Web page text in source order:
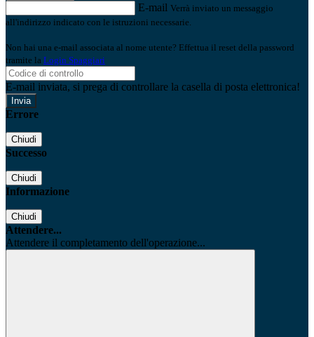
E-mail Verrà inviato un messaggio
all'indirizzo indicato con le istruzioni necessarie.
Non hai una e-mail associata al nome utente? Effettua il reset della password
tramite la Login Spaggiari
E-mail inviata, si prega di controllare la casella di posta elettronica!
Errore
Chiudi
Successo
Chiudi
Informazione
Chiudi
Attendere...
Attendere il completamento dell'operazione...